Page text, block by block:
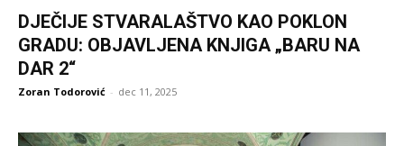
DJEČIJE STVARALAŠTVO KAO POKLON
GRADU: OBJAVLJENA KNJIGA „BARU NA
DAR 2“
Zoran Todorović - dec 11, 2025